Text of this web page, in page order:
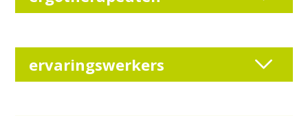
ervaringswerkers